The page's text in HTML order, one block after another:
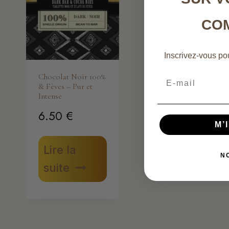
Chocolat Noir 100%
& Fèves – Pur et
Intense
6.50 €
Lire la
suite
Inscrivez-vous